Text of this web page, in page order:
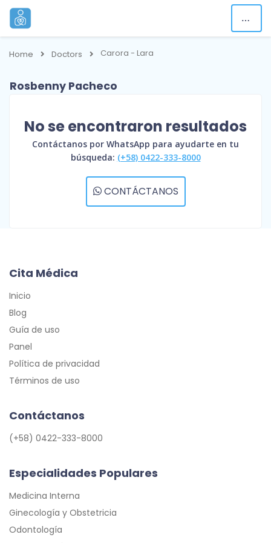
Home Doctors Carora - Lara
Rosbenny Pacheco
No se encontraron resultados
Contáctanos por WhatsApp para ayudarte en tu
búsqueda: (+58) 0422-333-8000
CONTÁCTANOS
Cita Médica
Inicio
Blog
Guía de uso
Panel
Política de privacidad
Términos de uso
Contáctanos
(+58) 0422-333-8000
Especialidades Populares
Medicina Interna
Ginecología y Obstetricia
Odontología